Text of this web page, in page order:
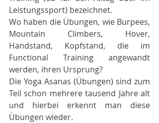
Leistungssport) bezeichnet.
Wo haben die Übungen, wie Burpees,
Mountain Climbers, Hover,
Handstand, Kopfstand, die im
Functional Training angewandt
werden, ihren Ursprung?
Die Yoga Asanas (Übungen) sind zum
Teil schon mehrere tausend Jahre alt
und hierbei erkennt man diese
Übungen wieder.